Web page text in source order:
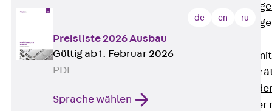
Gerätebecher
Gerätebecher
de en ru
Preisliste 2026 Ausbau
Gültig ab 1. Februar 2026
PDF
Sprache wählen